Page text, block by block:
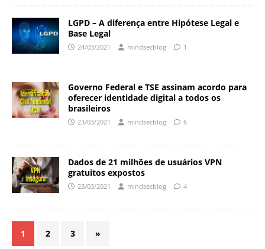
LGPD – A diferença entre Hipótese Legal e
Base Legal
24/03/2021 mindsecblog 1
Governo Federal e TSE assinam acordo para
oferecer identidade digital a todos os
brasileiros
23/03/2021 mindsecblog 6
Dados de 21 milhões de usuários VPN
gratuitos expostos
23/03/2021 mindsecblog 4
1 2 3 »